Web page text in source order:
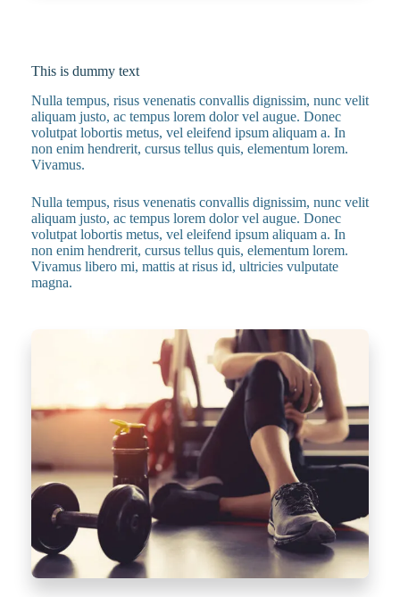
This is dummy text
Nulla tempus, risus venenatis convallis dignissim, nunc velit
aliquam justo, ac tempus lorem dolor vel augue. Donec
volutpat lobortis metus, vel eleifend ipsum aliquam a. In
non enim hendrerit, cursus tellus quis, elementum lorem.
Vivamus.
Nulla tempus, risus venenatis convallis dignissim, nunc velit
aliquam justo, ac tempus lorem dolor vel augue. Donec
volutpat lobortis metus, vel eleifend ipsum aliquam a. In
non enim hendrerit, cursus tellus quis, elementum lorem.
Vivamus libero mi, mattis at risus id, ultricies vulputate
magna.